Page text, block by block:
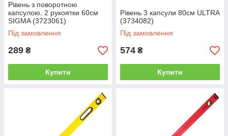
Рівень з поворотною
капсулою, 2 рукоятки 60см
SIGMA (3723061)
Під замовлення
289 ₴
Купити
Рівень 3 капсули 80см ULTRA
(3734082)
Під замовлення
574 ₴
Купити